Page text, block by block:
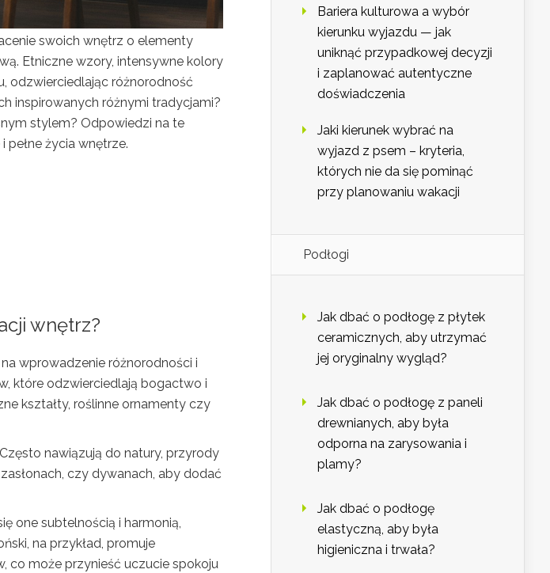
swoich wnętrz o elementy
Etniczne wzory, intensywne kolory
odzwierciedlając różnorodność
inspirowanych różnymi tradycjami?
stylem? Odpowiedzi na te
życia wnętrze.
wnętrz?
wprowadzenie różnorodności i
które odzwierciedlają bogactwo i
kształty, roślinne ornamenty czy
nawiązują do natury, przyrody
czy dywanach, aby dodać
one subtelnością i harmonią,
na przykład, promuje
co może przynieść uczucie spokoju
Bariera kulturowa a wybór
kierunku wyjazdu — jak
uniknąć przypadkowej decyzji
i zaplanować autentyczne
doświadczenia
Jaki kierunek wybrać na
wyjazd z psem – kryteria,
których nie da się pominąć
przy planowaniu wakacji
Podłogi
Jak dbać o podłogę z płytek
ceramicznych, aby utrzymać
jej oryginalny wygląd?
Jak dbać o podłogę z paneli
drewnianych, aby była
odporna na zarysowania i
plamy?
Jak dbać o podłogę
elastyczną, aby była
higieniczna i trwała?